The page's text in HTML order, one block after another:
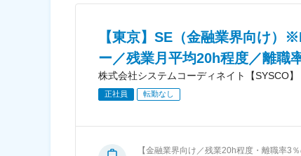
【東京】SE（金融業界向け）
ー／残業月平均20h程度／離職
株式会社システムコーディネイト【SYSCO】
正社員 転勤なし
【金融業界向け／残業20h程度・離職率3